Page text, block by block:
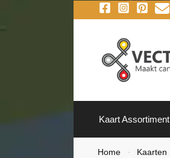
Kaart Assortiment
Home - Kaarten